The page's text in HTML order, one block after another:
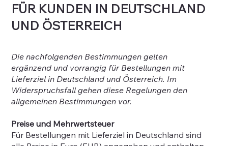
FÜR KUNDEN IN DEUTSCHLAND
UND ÖSTERREICH
Die nachfolgenden Bestimmungen gelten
ergänzend und vorrangig für Bestellungen mit
Lieferziel in Deutschland und Österreich. Im
Widerspruchsfall gehen diese Regelungen den
allgemeinen Bestimmungen vor.
Preise und Mehrwertsteuer
Für Bestellungen mit Lieferziel in Deutschland sind